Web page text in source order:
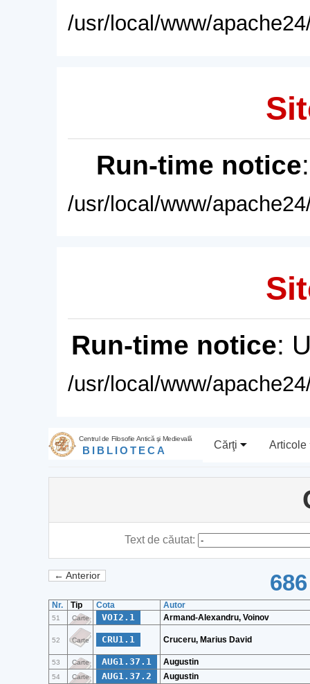
/usr/local/www/
Run-time notice
/usr/local/www/
Run-time notice:
/usr/local/www/
Centrul de Filosofie Antică şi Medievală
BIBLIOTECA Cărţi Articole
Text de căutat:
← Anterior
Nr. Tip Cota Autor
51 Carte VOI2.1 Armand-Alexandru, Voinov
52 Carte CRU1.1 Cruceru, Marius David
53 Carte AUG1.37.1 Augustin
54 Carte AUG1.37.2 Augustin